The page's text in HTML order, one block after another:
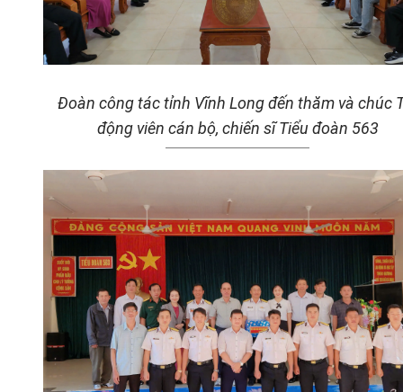
Đoàn công tác tỉnh Vĩnh Long đến thăm và chúc
động viên cán bộ, chiến sĩ Tiểu đoàn 563